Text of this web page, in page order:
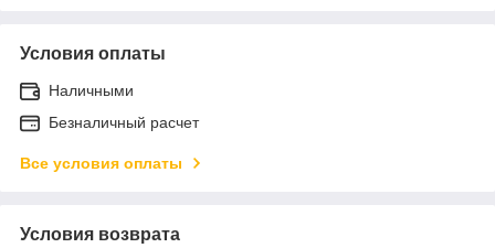
Условия оплаты
Наличными
Безналичный расчет
Все условия оплаты
Условия возврата